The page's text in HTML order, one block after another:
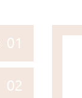
01
02